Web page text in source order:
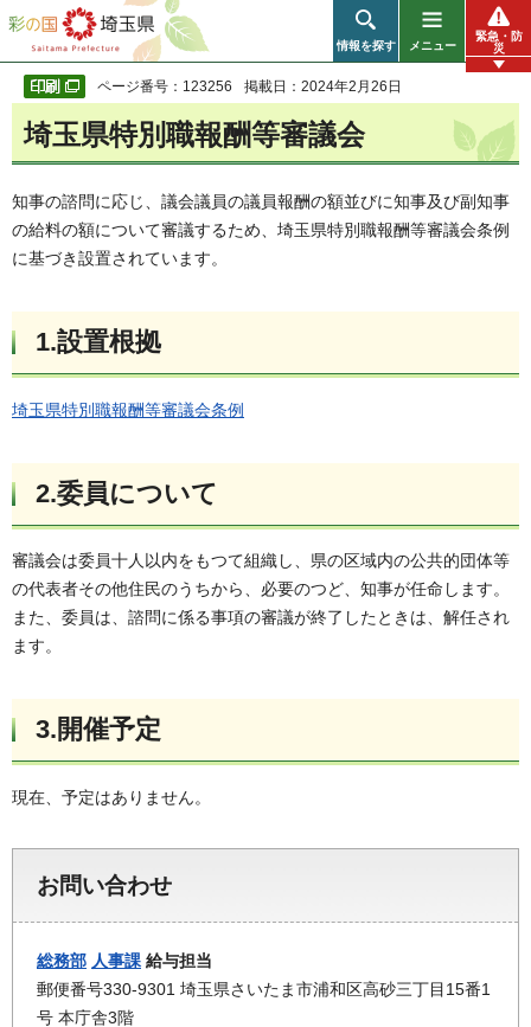
彩の国 埼玉県
情報を探す メニュー
緊急・防
災
ページ番号：123256 掲載日：2024年2月26日
埼玉県特別職報酬等審議会
知事の諮問に応じ、議会議員の議員報酬の額並びに知事及び副知事
の給料の額について審議するため、埼玉県特別職報酬等審議会条例
に基づき設置されています。
1.設置根拠
埼玉県特別職報酬等審議会条例
2.委員について
審議会は委員十人以内をもつて組織し、県の区域内の公共的団体等
の代表者その他住民のうちから、必要のつど、知事が任命します。
また、委員は、諮問に係る事項の審議が終了したときは、解任され
ます。
3.開催予定
現在、予定はありません。
お問い合わせ
総務部 人事課 給与担当
郵便番号330-9301 埼玉県さいたま市浦和区高砂三丁目15番1
号 本庁舎3階